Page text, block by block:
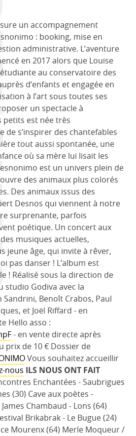
un accompagnement
: booking, mise en
administrative. L’aventure
en 2017 alors que Louise
au conservatoire des
d’enfants et engagée en
à l’art sous toutes ses
un spectacle à
petits est née très
de s’inspirer des chantefables
tout aussi spontanée, une
où sa mère lui lisait les
est un univers plein de
des animaux plus colorés
Des animaux issus des
Desnos qui viennent à notre
surprenante, parfois
poétique. Un concert aux
musiques actuelles,
jeune âge, qui invite à rêver,
pas danser ! L’album est
! Réalisé sous la direction de
studio Godiva avec la
Benoît Crabos, Paul
et Joël Riffard - en
Hello asso :
- en vente directe après
prix de 10 € Dossier de
Vous souhaitez accueillir
nous ILS NOUS ONT FAIT
Enchantées - Saubrigues
(30) Cave aux poètes -
Chambaud - Lons (64)
Brikabrak - Le Bugue (24)
Mourenx (64) Merle Moqueur /